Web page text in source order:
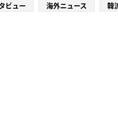
ビュー 海外ニュース 韓